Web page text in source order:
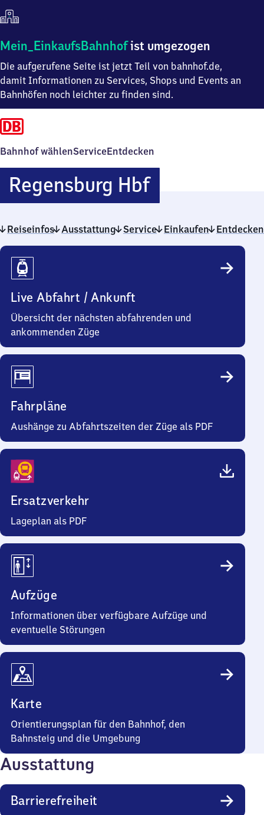
Mein
Einkaufsbahnhof
ist
umgezogen
Mein_EinkaufsBahnhofist umgezogen
Die aufgerufene Seite ist jetzt Teil von bahnhof.de,
damit Informationen zu Services, Shops und Events an
Bahnhöfen noch leichter zu finden sind.
Bahnhof wählenServiceEntdecken
Regensburg HbfRegensburg
Reiseinfos Ausstattung Service Einkaufen Entdecken
Reiseinfos
Live Abfahrt / Ankunft
Übersicht der nächsten abfahrenden und
ankommenden Züge
Fahrpläne
Aushänge zu Abfahrtszeiten der Züge als PDF
Ersatzverkehr
Lageplan als PDF
Aufzüge
Informationen über verfügbare Aufzüge und
eventuelle Störungen
Karte
Orientierungsplan für den Bahnhof, den
Bahnsteig und die Umgebung
Ausstattung
Barrierefreiheit